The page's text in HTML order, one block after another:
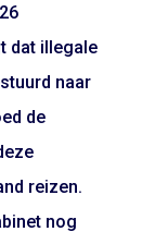
dat illegale
naar
de
reizen.
nog